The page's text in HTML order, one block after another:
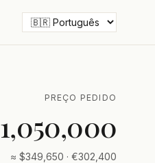
PREÇO PEDIDO
1,050,000
≈ $349,650 · €302,400